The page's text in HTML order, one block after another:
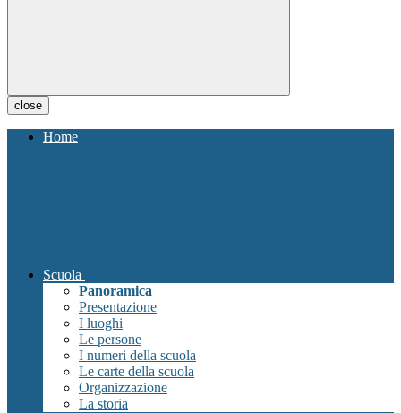
close
Home
Scuola
Panoramica
Presentazione
I luoghi
Le persone
I numeri della scuola
Le carte della scuola
Organizzazione
La storia